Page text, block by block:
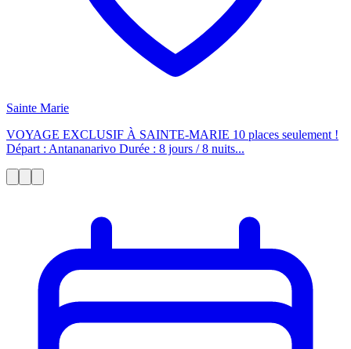
Sainte Marie
VOYAGE EXCLUSIF À SAINTE-MARIE 10 places seulement !
Départ : Antananarivo Durée : 8 jours / 8 nuits...